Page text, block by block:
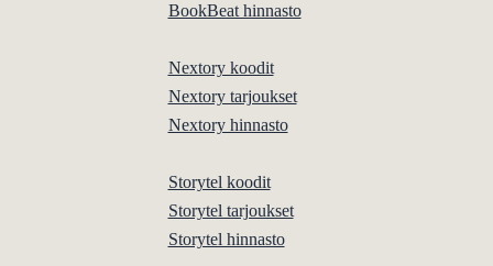
BookBeat hinnasto
Nextory koodit
Nextory tarjoukset
Nextory hinnasto
Storytel koodit
Storytel tarjoukset
Storytel hinnasto